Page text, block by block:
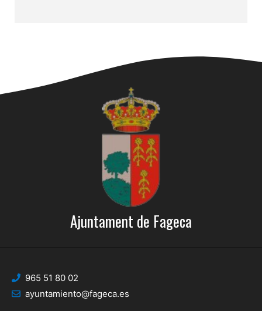
Ajuntament de Fageca
965 51 80 02
ayuntamiento@fageca.es